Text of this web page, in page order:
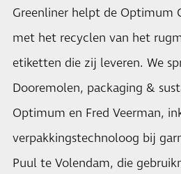
Greenliner helpt de Optimum
met het recyclen van het
etiketten die zij leveren. We
Dooremolen, packaging &
Optimum en Fred Veerman,
verpakkingstechnoloog bij
Puul te Volendam, die